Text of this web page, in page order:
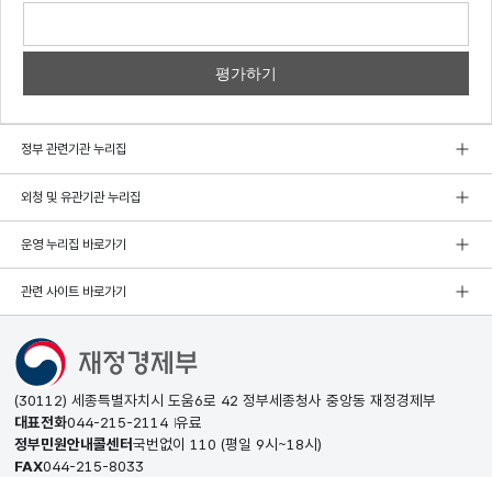
정부 관련기관 누리집
외청 및 유관기관 누리집
운영 누리집 바로가기
관련 사이트 바로가기
(30112) 세종특별자치시 도움6로 42 정부세종청사 중앙동 재정경제부
대표전화044-215-2114 유료
정부민원안내콜센터국번없이 110 (평일 9시~18시)
FAX044-215-8033